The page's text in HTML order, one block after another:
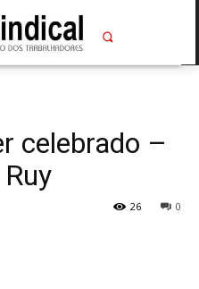
celebrado –
0
26